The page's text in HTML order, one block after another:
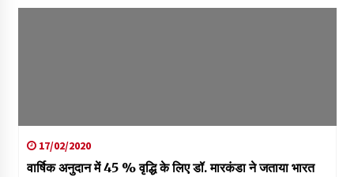
17/02/2020
वार्षिक अनुदान में 45 % वृद्धि के लिए डॉ. मारकंडा ने जताया भारत